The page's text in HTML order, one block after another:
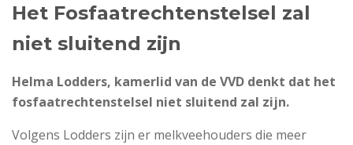
Het Fosfaatrechtenstelsel zal
niet sluitend zijn
Helma Lodders, kamerlid van de VVD denkt dat het
fosfaatrechtenstelsel niet sluitend zal zijn.
Volgens Lodders zijn er melkveehouders die meer